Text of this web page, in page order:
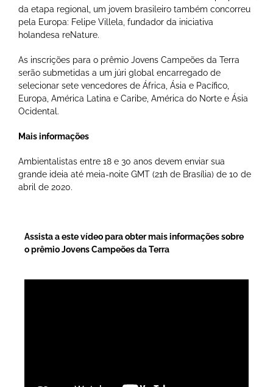
da etapa regional, um jovem brasileiro também concorreu
pela Europa: Felipe Villela, fundador da iniciativa
holandesa reNature.
As inscrições para o prêmio Jovens Campeões da Terra
serão submetidas a um júri global encarregado de
selecionar sete vencedores de África, Ásia e Pacífico,
Europa, América Latina e Caribe, América do Norte e Ásia
Ocidental.
Mais informações
Ambientalistas entre 18 e 30 anos devem enviar sua
grande ideia até meia-noite GMT (21h de Brasília) de 10 de
abril de 2020.
Assista a este vídeo para obter mais informações sobre
o prêmio Jovens Campeões da Terra